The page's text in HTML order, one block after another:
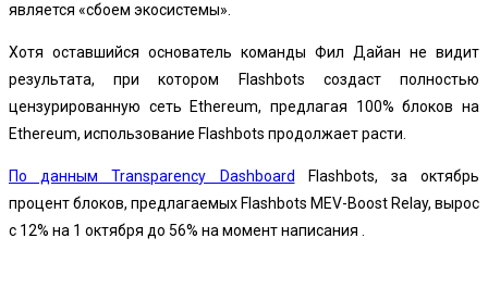
является «сбоем экосистемы».
Хотя оставшийся основатель команды Фил Дайан не видит
результата, при котором Flashbots создаст полностью
цензурированную сеть Ethereum, предлагая 100% блоков на
Ethereum, использование Flashbots продолжает расти.
По данным Transparency Dashboard Flashbots, за октябрь
процент блоков, предлагаемых Flashbots MEV-Boost Relay, вырос
с 12% на 1 октября до 56% на момент написания .